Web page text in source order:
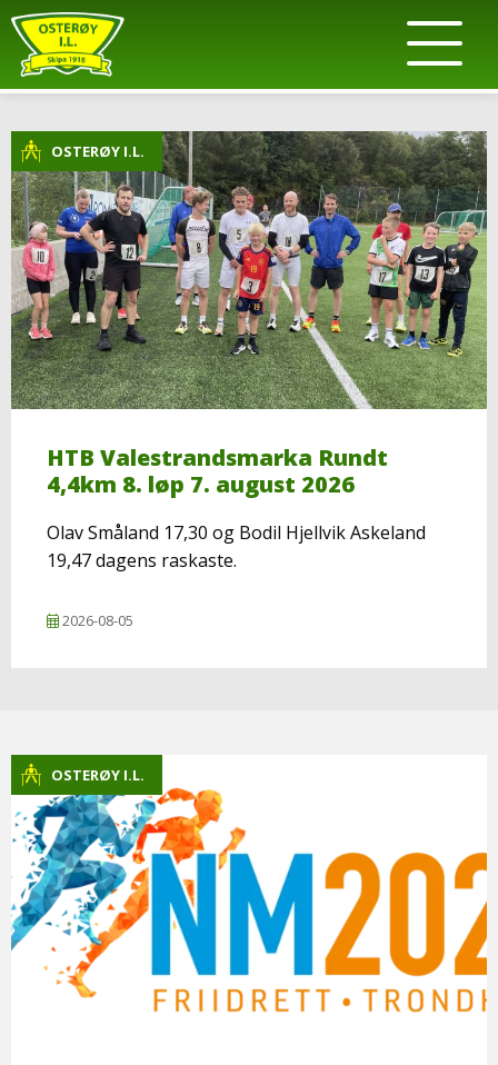
OSTERØY I.L.
HTB Valestrandsmarka Rundt
4,4km 8. løp 7. august 2026
Olav Småland 17,30 og Bodil Hjellvik Askeland
19,47 dagens raskaste.
2026-08-05
OSTERØY I.L.